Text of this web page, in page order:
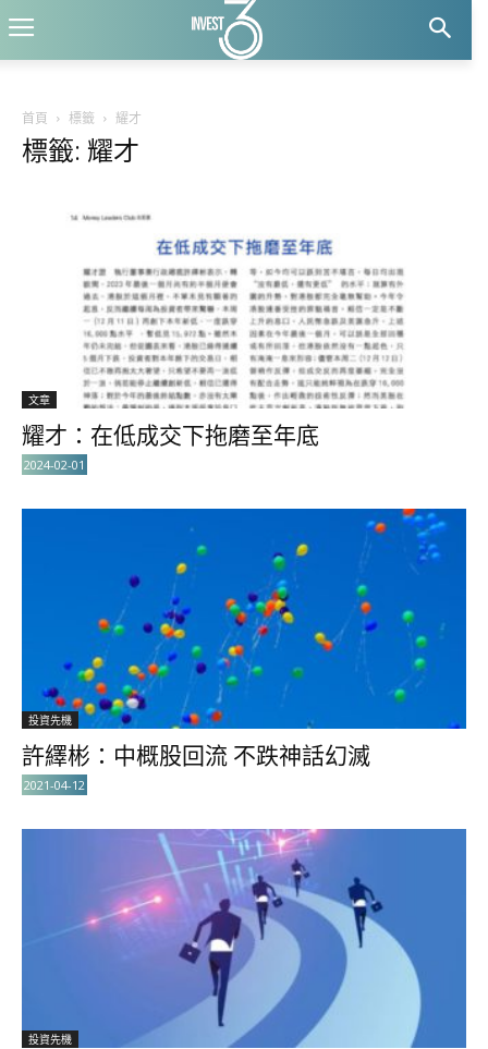
首頁 標籤 耀才
標籤: 耀才
文章
耀才：在低成交下拖磨至年底
2024-02-01
投資先機
許繹彬：中概股回流 不跌神話幻滅
2021-04-12
投資先機